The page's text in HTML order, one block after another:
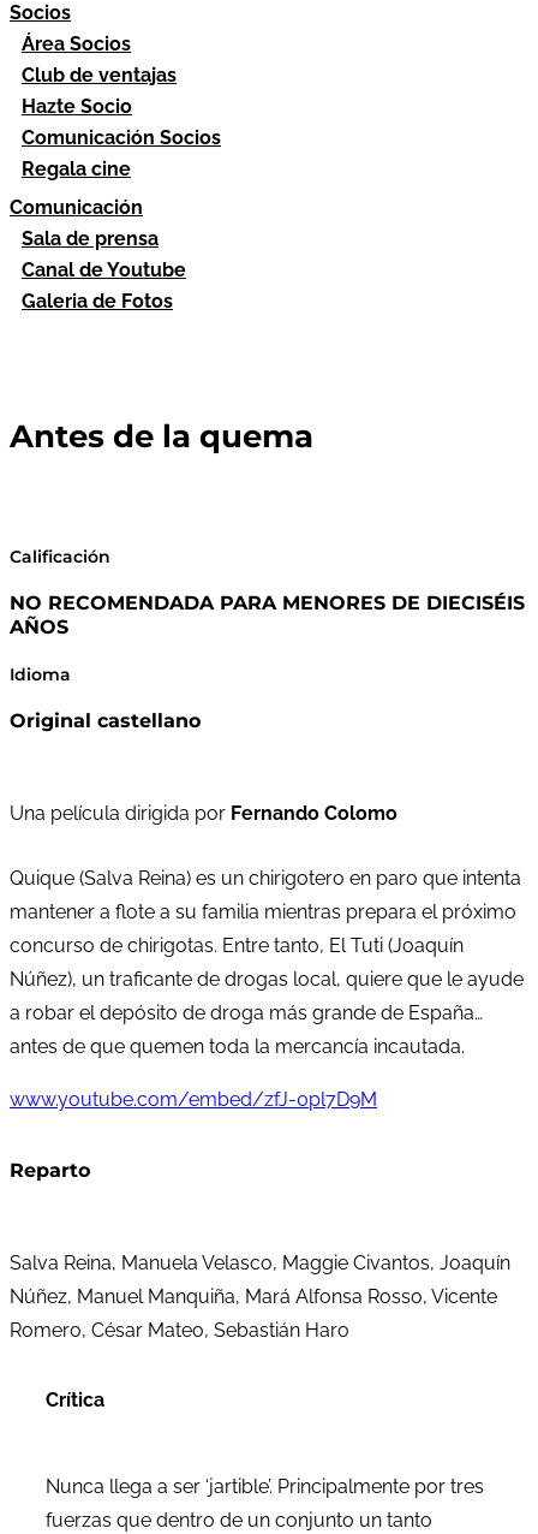
Socios
Área Socios
Club de ventajas
Hazte Socio
Comunicación Socios
Regala cine
Comunicación
Sala de prensa
Canal de Youtube
Galeria de Fotos
Antes de la quema
Calificación
NO RECOMENDADA PARA MENORES DE DIECISÉIS
AÑOS
Idioma
Original castellano
Una película dirigida por Fernando Colomo
Quique (Salva Reina) es un chirigotero en paro que intenta
mantener a flote a su familia mientras prepara el próximo
concurso de chirigotas. Entre tanto, El Tuti (Joaquín
Núñez), un traficante de drogas local, quiere que le ayude
a robar el depósito de droga más grande de España…
antes de que quemen toda la mercancía incautada.
www.youtube.com/embed/zfJ-0pl7D9M
Reparto
Salva Reina, Manuela Velasco, Maggie Civantos, Joaquín
Núñez, Manuel Manquiña, Mará Alfonsa Rosso, Vicente
Romero, César Mateo, Sebastián Haro
Crítica
Nunca llega a ser ‘jartible’. Principalmente por tres
fuerzas que dentro de un conjunto un tanto